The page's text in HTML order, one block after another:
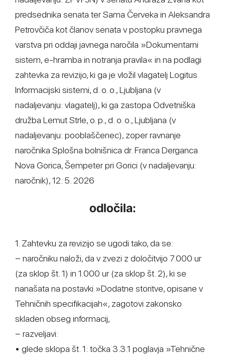
predsednika senata ter Sama Červeka in Aleksandra
Petrovčiča kot članov senata v postopku pravnega
varstva pri oddaji javnega naročila »Dokumentarni
sistem, e-hramba in notranja pravila« in na podlagi
zahtevka za revizijo, ki ga je vložil vlagatelj Logitus
Informacijski sistemi, d. o. o., Ljubljana (v
nadaljevanju: vlagatelj), ki ga zastopa Odvetniška
družba Lemut Strle, o. p., d. o. o., Ljubljana (v
nadaljevanju: pooblaščenec), zoper ravnanje
naročnika Splošna bolnišnica dr. Franca Derganca
Nova Gorica, Šempeter pri Gorici (v nadaljevanju:
naročnik), 12. 5. 2026
odločila:
1. Zahtevku za revizijo se ugodi tako, da se:
− naročniku naloži, da v zvezi z določitvijo 7.000 ur
(za sklop št. 1) in 1.000 ur (za sklop št. 2), ki se
nanašata na postavki »Dodatne storitve, opisane v
Tehničnih specifikacijah«, zagotovi zakonsko
skladen obseg informacij,
− razveljavi:
• glede sklopa št. 1: točka 3.3.1 poglavja »Tehnične